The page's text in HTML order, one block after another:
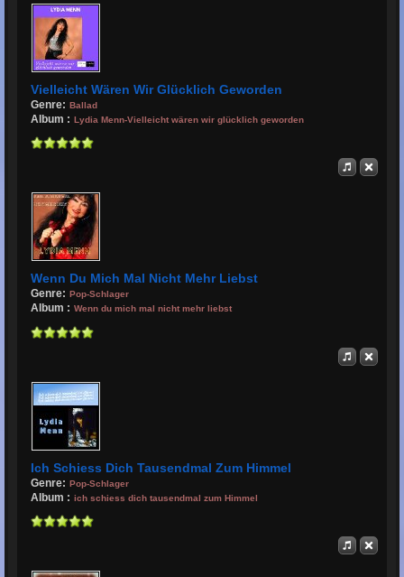
Vielleicht Wären Wir Glücklich Geworden
Genre: Ballad
Album : Lydia Menn-Vielleicht wären wir glücklich geworden
Wenn Du Mich Mal Nicht Mehr Liebst
Genre: Pop-Schlager
Album : Wenn du mich mal nicht mehr liebst
Ich Schiess Dich Tausendmal Zum Himmel
Genre: Pop-Schlager
Album : ich schiess dich tausendmal zum Himmel